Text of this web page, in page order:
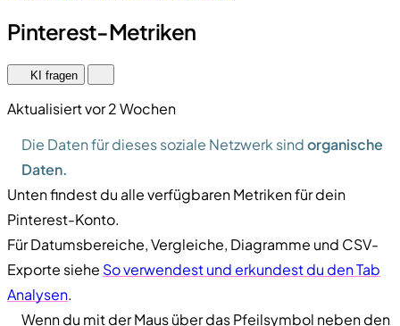
Pinterest-Metriken
KI fragen
Aktualisiert vor 2 Wochen
Die Daten für dieses soziale Netzwerk sindorganische
Daten.
Unten findest du alle verfügbaren Metriken für dein
Pinterest-Konto.
Für Datumsbereiche, Vergleiche, Diagramme und CSV-
Exporte siehe So verwendest und erkundest du den Tab
Analysen.
Wenn du mit der Maus über das Pfeilsymbol neben den